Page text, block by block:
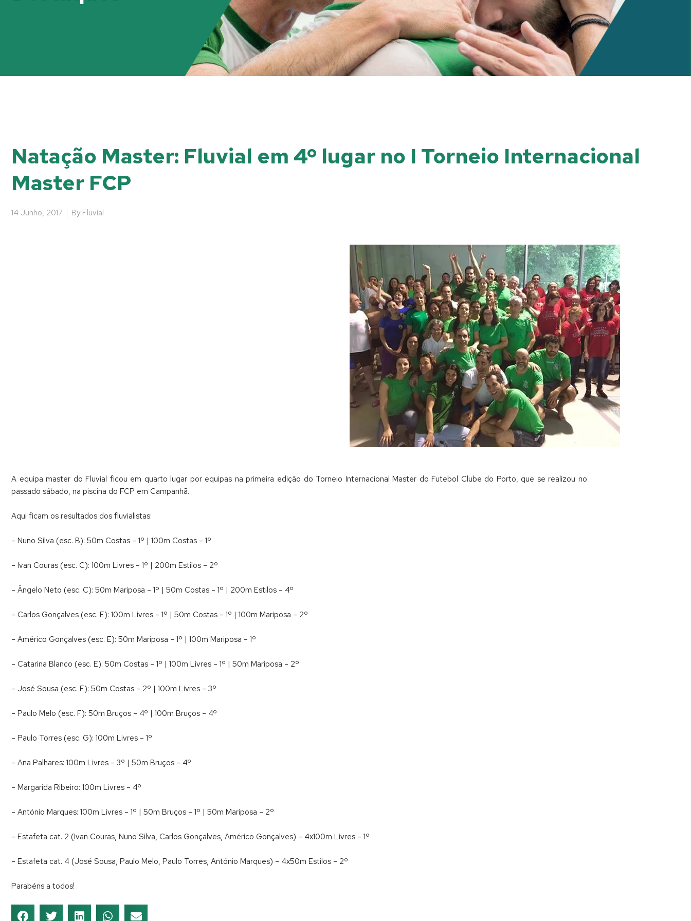
Natação Master: Fluvial em 4º lugar no I Torneio Internacional
Master FCP
14 Junho, 2017 By Fluvial
A equipa master do Fluvial ficou em quarto lugar por equipas na primeira edição do Torneio Internacional Master do Futebol Clube do Porto, que se realizou no
passado sábado, na piscina do FCP em Campanhã.
Aqui ficam os resultados dos fluvialistas:
– Nuno Silva (esc. B): 50m Costas – 1º | 100m Costas – 1º
– Ivan Couras (esc. C): 100m Livres – 1º | 200m Estilos – 2º
– Ângelo Neto (esc. C): 50m Mariposa – 1º | 50m Costas – 1º | 200m Estilos – 4º
– Carlos Gonçalves (esc. E): 100m Livres – 1º | 50m Costas – 1º | 100m Mariposa – 2º
– Américo Gonçalves (esc. E): 50m Mariposa – 1º | 100m Mariposa – 1º
– Catarina Blanco (esc. E): 50m Costas – 1º | 100m Livres – 1º | 50m Mariposa – 2º
– José Sousa (esc. F): 50m Costas – 2º | 100m Livres – 3º
– Paulo Melo (esc. F): 50m Bruços – 4º | 100m Bruços – 4º
– Paulo Torres (esc. G): 100m Livres – 1º
– Ana Palhares: 100m Livres – 3º | 50m Bruços – 4º
– Margarida Ribeiro: 100m Livres – 4º
– António Marques: 100m Livres – 1º | 50m Bruços – 1º | 50m Mariposa – 2º
– Estafeta cat. 2 (Ivan Couras, Nuno Silva, Carlos Gonçalves, Américo Gonçalves) – 4x100m Livres – 1º
– Estafeta cat. 4 (José Sousa, Paulo Melo, Paulo Torres, António Marques) – 4x50m Estilos – 2º
Parabéns a todos!